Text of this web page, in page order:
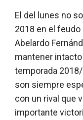
El del lunes no
2018 en el feudo
Abelardo
mantener
temporada
son siempre
con un rival que
importante